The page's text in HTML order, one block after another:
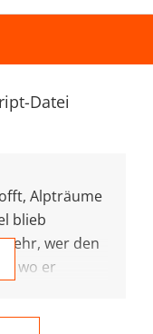
Datei
Alpträume
blieb
wer den
wo er